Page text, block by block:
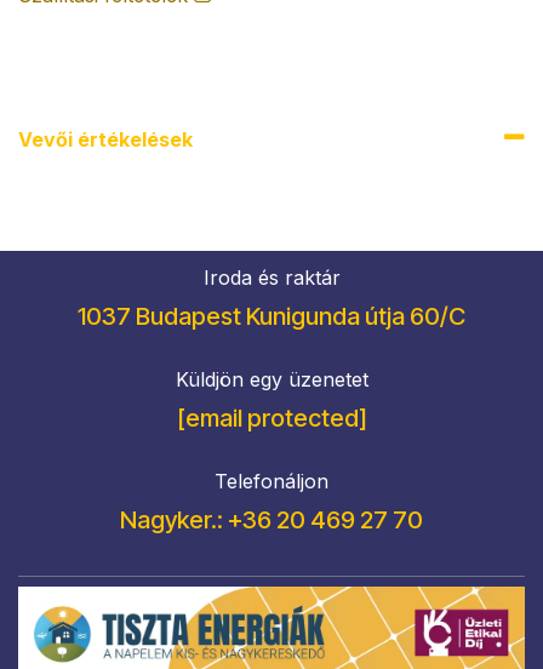
Vevői értékel​ések
Iroda és raktár
1037 Budapest Kunigunda útja 60/C
Küldjön egy üzenetet
[email protected]
Telefonáljon
Nagyker.: +36 20 469 27 70